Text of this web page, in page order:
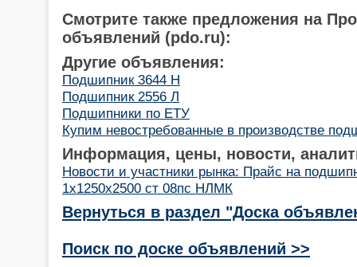
Смотрите также предложения на
объявлений (pdo.ru):
Другие объявления:
Подшипник 3644 Н
Подшипник 2556 Л
Подшипники по ЕТУ
Купим невостребованные в производстве
Информация, цены, новости,
Новости и участники рынка: Прайс на
1х1250х2500 ст 08пс НЛМК
Вернуться в раздел "Доска
Поиск по доске объявлений >>